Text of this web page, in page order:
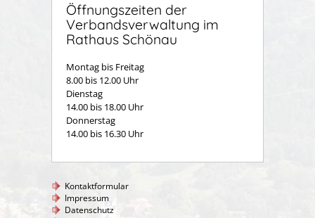
Öffnungszeiten der
Verbandsverwaltung im
Rathaus Schönau
Montag bis Freitag
8.00 bis 12.00 Uhr
Dienstag
14.00 bis 18.00 Uhr
Donnerstag
14.00 bis 16.30 Uhr
Kontaktformular
Impressum
Datenschutz